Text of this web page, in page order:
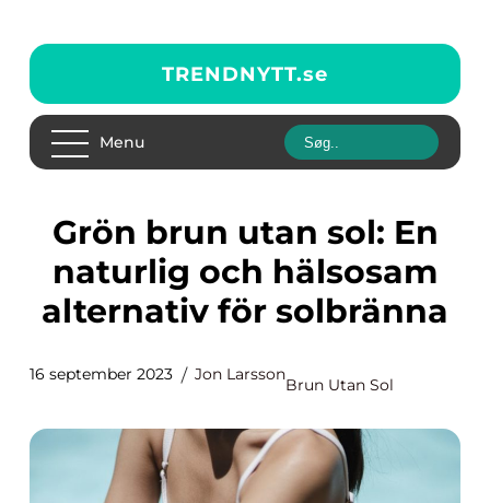
TRENDNYTT.se
Menu
Grön brun utan sol: En
naturlig och hälsosam
alternativ för solbränna
16 september 2023 Jon Larsson
Brun Utan Sol